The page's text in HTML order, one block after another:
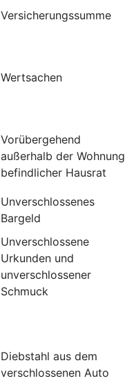
Versicherungssumme
Wertsachen
Vorübergehend
außerhalb der Wohnung
befindlicher Hausrat
Unverschlossenes
Bargeld
Unverschlossene
Urkunden und
unverschlossener
Schmuck
Diebstahl aus dem
verschlossenen Auto